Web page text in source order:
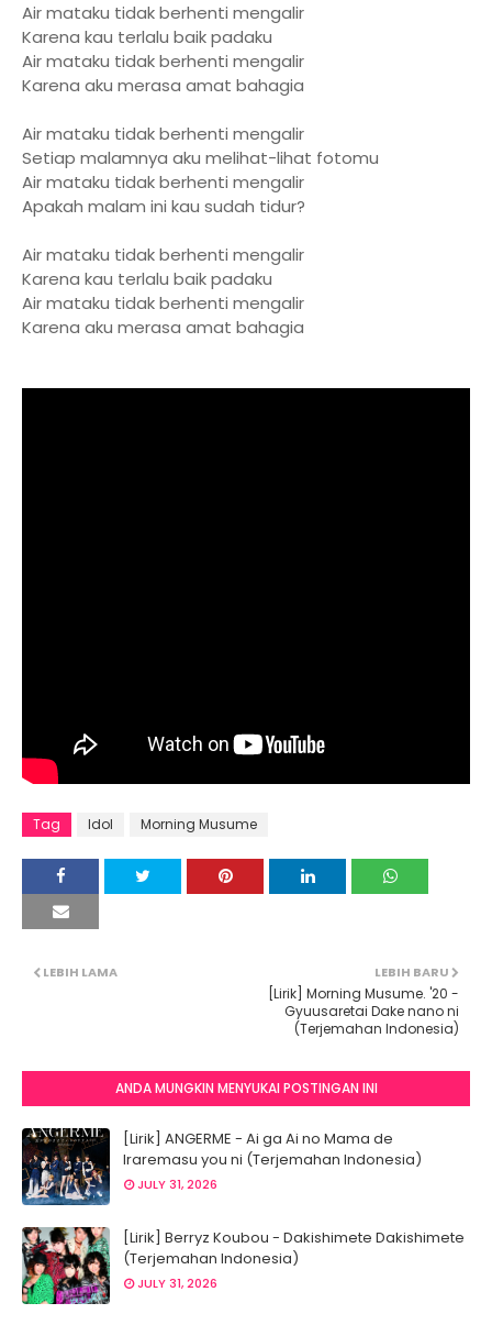
Air mataku tidak berhenti mengalir
Karena kau terlalu baik padaku
Air mataku tidak berhenti mengalir
Karena aku merasa amat bahagia
Air mataku tidak berhenti mengalir
Setiap malamnya aku melihat-lihat fotomu
Air mataku tidak berhenti mengalir
Apakah malam ini kau sudah tidur?
Air mataku tidak berhenti mengalir
Karena kau terlalu baik padaku
Air mataku tidak berhenti mengalir
Karena aku merasa amat bahagia
Tag Idol Morning Musume
LEBIH BARU
[Lirik] Morning Musume. '20 -
Gyuusaretai Dake nano ni
(Terjemahan Indonesia)
LEBIH LAMA
ANDA MUNGKIN MENYUKAI POSTINGAN INI
[Lirik] ANGERME - Ai ga Ai no Mama de
Iraremasu you ni (Terjemahan Indonesia)
JULY 31, 2026
[Lirik] Berryz Koubou - Dakishimete Dakishimete
(Terjemahan Indonesia)
JULY 31, 2026